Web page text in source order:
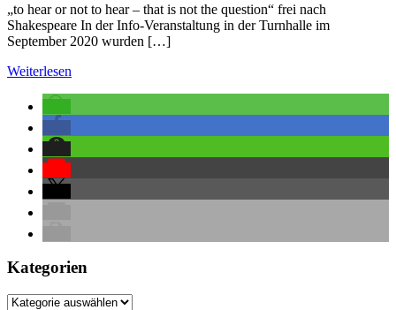
„to hear or not to hear – that is not the question“ frei nach
Shakespeare In der Info-Veranstaltung in der Turnhalle im
September 2020 wurden […]
Weiterlesen
Kategorien
Kategorien